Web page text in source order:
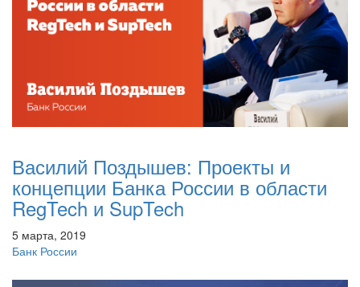
Василий Поздышев: Проекты и
концепции Банка России в области
RegTech и SupTech
5 марта, 2019
Банк России